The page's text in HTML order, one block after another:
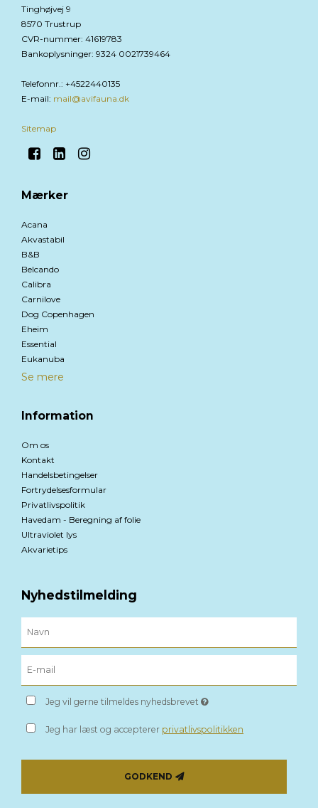
Tinghøjvej 9
8570 Trustrup
CVR-nummer: 41619783
Bankoplysninger: 9324 0021739464
Telefonnr. : +4522440135
E-mail: mail@avifauna.dk
Sitemap
Mærker
Acana
Akvastabil
B&B
Belcando
Calibra
Carnilove
Dog Copenhagen
Eheim
Essential
Eukanuba
Se mere
Information
Om os
Kontakt
Handelsbetingelser
Fortrydelsesformular
Privatlivspolitik
Havedam - Beregning af folie
Ultraviolet lys
Akvarietips
Nyhedstilmelding
Jeg vil gerne tilmeldes nyhedsbrevet
Jeg har læst og accepterer privatlivspolitikken
GODKEND